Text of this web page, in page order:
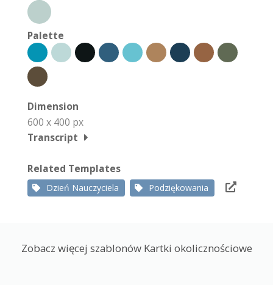
Palette
Dimension
600 x 400 px
Transcript
Related Templates
Dzień Nauczyciela Podziękowania
Zobacz więcej szablonów Kartki okolicznościowe